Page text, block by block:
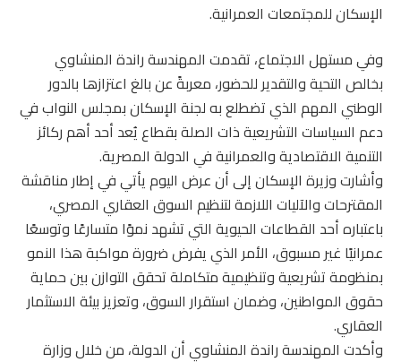
الإسكان للمجتمعات العمرانية.
وفي مستهل الاجتماع، تقدمت المهندسة راندة المنشاوي
بخالص التحية والتقدير للحضور، معربةً عن بالغ اعتزازها بالدور
الوطني المهم الذي تضطلع به لجنة الإسكان بمجلس النواب في
دعم السياسات التشريعية ذات الصلة بقطاع يُعد أحد أهم ركائز
التنمية الاقتصادية والعمرانية في الدولة المصرية.
وأشارت وزيرة الإسكان إلى أن عرض اليوم يأتي في إطار مناقشة
المقترحات والآليات اللازمة لتنظيم السوق العقاري المصري،
باعتباره أحد القطاعات الحيوية التي تشهد نموًا متسارعًا وتوسعًا
عمرانيًا غير مسبوق، الأمر الذي يفرض ضرورة مواكبة هذا النمو
بمنظومة تشريعية وتنظيمية متكاملة تحقق التوازن بين حماية
حقوق المواطنين، وضمان استقرار السوق، وتعزيز بيئة الاستثمار
العقاري.
وأكدت المهندسة راندة المنشاوي أن الدولة، من خلال وزارة